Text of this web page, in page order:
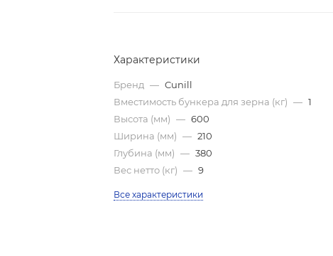
Характеристики
Бренд — Cunill
Вместимость бункера для зерна (кг) — 1
Высота (мм) — 600
Ширина (мм) — 210
Глубина (мм) — 380
Вес нетто (кг) — 9
Все характеристики